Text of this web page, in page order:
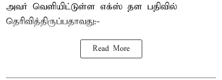
அவர் வெளியிட்டுள்ள எக்ஸ் தள பதிவில்
தெரிவித்திருப்பதாவது:-
Read More